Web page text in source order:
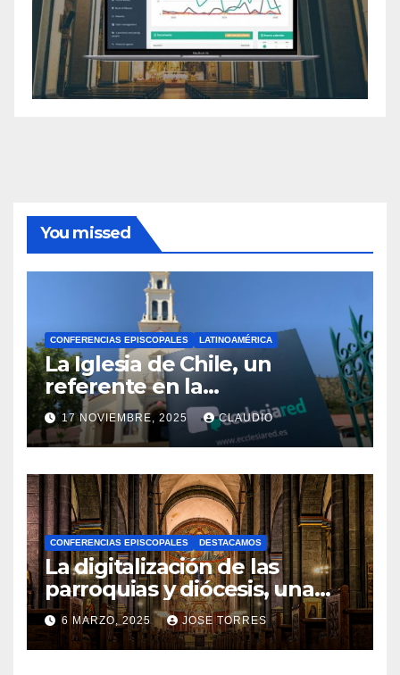
You missed
CONFERENCIAS EPISCOPALES LATINOAMÉRICA
La Iglesia de Chile, un
referente en la
transformación digital
gracias a Ecclesiared
17 NOVIEMBRE, 2025 CLAUDIO
N
O
H
A
Y
C
O
M
CONFERENCIAS EPISCOPALES DESTACAMOS
La digitalización de las
parroquias y diócesis, una
realidad ya para el futuro de
la Iglesia
6 MARZO, 2025 JOSE TORRES
N